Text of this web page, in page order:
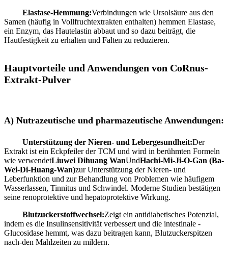
Elastase-Hemmung:Verbindungen wie Ursolsäure aus den
Samen (häufig in Vollfruchtextrakten enthalten) hemmen Elastase,
ein Enzym, das Hautelastin abbaut und so dazu beiträgt, die
Hautfestigkeit zu erhalten und Falten zu reduzieren.
Hauptvorteile und Anwendungen von CoRnus-
Extrakt-Pulver
A) Nutrazeutische und pharmazeutische Anwendungen:
Unterstützung der Nieren- und Lebergesundheit:Der
Extrakt ist ein Eckpfeiler der TCM und wird in berühmten Formeln
wie verwendetLiuwei Dihuang WanUndHachi-Mi-Ji-O-Gan (Ba-
Wei-Di-Huang-Wan)zur Unterstützung der Nieren- und
Leberfunktion und zur Behandlung von Problemen wie häufigem
Wasserlassen, Tinnitus und Schwindel. Moderne Studien bestätigen
seine renoprotektive und hepatoprotektive Wirkung.
Blutzuckerstoffwechsel:Zeigt ein antidiabetisches Potenzial,
indem es die Insulinsensitivität verbessert und die intestinale -
Glucosidase hemmt, was dazu beitragen kann, Blutzuckerspitzen
nach-den Mahlzeiten zu mildern.